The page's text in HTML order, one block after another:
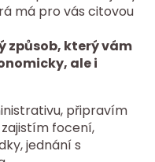
má pro vás citovou
způsob, který vám
ale i
připravím
focení,
jednání s